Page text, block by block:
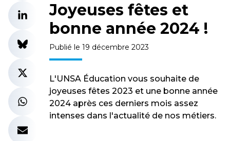
Joyeuses fêtes et
bonne année 2024 !
Publié le 19 décembre 2023
L'UNSA Éducation vous souhaite de
joyeuses fêtes 2023 et une bonne année
2024 après ces derniers mois assez
intenses dans l'actualité de nos métiers.